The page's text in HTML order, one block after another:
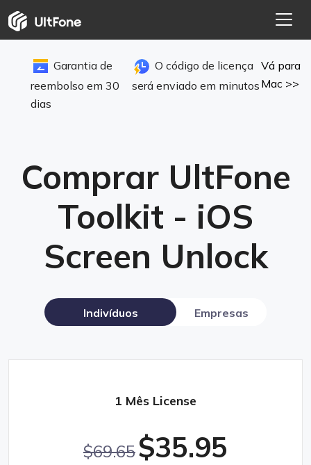
Garantia de
reembolso em 30
dias
O código de licença
será enviado em minutos
Vá para
Mac >>
Comprar UltFone
Toolkit - iOS
Screen Unlock
Indivíduos Empresas
1 Mês License
$69.65$35.95